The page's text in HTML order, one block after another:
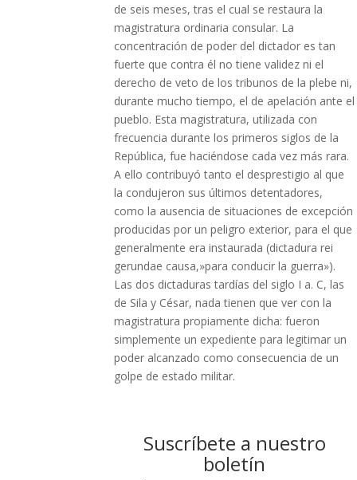
de seis meses, tras el cual se restaura la
magistratura ordinaria consular. La
concentración de poder del dictador es tan
fuerte que contra él no tiene validez ni el
derecho de veto de los tribunos de la plebe ni,
durante mucho tiempo, el de apelación ante el
pueblo. Esta magistratura, utilizada con
frecuencia durante los primeros siglos de la
República, fue haciéndose cada vez más rara.
A ello contribuyó tanto el desprestigio al que
la condujeron sus últimos detentadores,
como la ausencia de situaciones de excepción
producidas por un peligro exterior, para el que
generalmente era instaurada (dictadura rei
gerundae causa,»para conducir la guerra»).
Las dos dictaduras tardías del siglo I a. C, las
de Sila y César, nada tienen que ver con la
magistratura propiamente dicha: fueron
simplemente un expediente para legitimar un
poder alcanzado como consecuencia de un
golpe de estado militar.
Suscríbete a nuestro
boletín